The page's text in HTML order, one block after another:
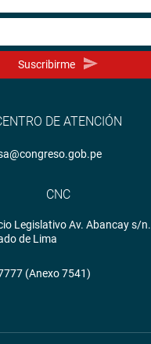
Suscribirme
DE ATENCIÓN
CNC
Legislativo Av. Abancay s/n.
de Lima
(Anexo 7541)